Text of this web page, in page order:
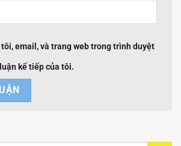
email, và trang web trong trình duyệt
kế tiếp của tôi.